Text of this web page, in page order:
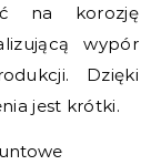
na korozję
wypór
Dzięki
jest krótki.